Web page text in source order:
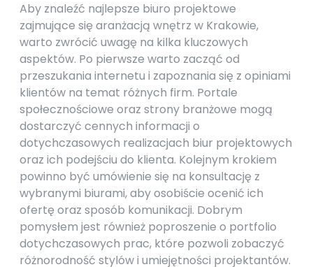
Aby znaleźć najlepsze biuro projektowe
zajmujące się aranżacją wnętrz w Krakowie,
warto zwrócić uwagę na kilka kluczowych
aspektów. Po pierwsze warto zacząć od
przeszukania internetu i zapoznania się z opiniami
klientów na temat różnych firm. Portale
społecznościowe oraz strony branżowe mogą
dostarczyć cennych informacji o
dotychczasowych realizacjach biur projektowych
oraz ich podejściu do klienta. Kolejnym krokiem
powinno być umówienie się na konsultację z
wybranymi biurami, aby osobiście ocenić ich
ofertę oraz sposób komunikacji. Dobrym
pomysłem jest również poproszenie o portfolio
dotychczasowych prac, które pozwoli zobaczyć
różnorodność stylów i umiejętności projektantów.